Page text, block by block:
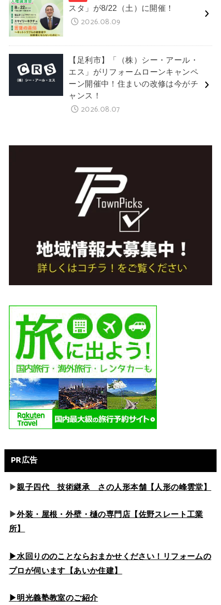
スタ」が8/22（土）に開催！
2026.08.09
【足利市】「（株）シー・アール・
エス」がリフォームローンキャンペ
ーン開催中！住まいの改修は今がチ
ャンス！
2026.08.07
PR広告
▶親子四代 技術継承 さの人形本舗【人形の峰雲堂】
▶外装・屋根・外壁・樋の専門店【佐野スレート工業
所】
▶水回りののことならおまかせください！リフォームの
プロが伺います【あいか住建】
▶明光義塾教室のご紹介